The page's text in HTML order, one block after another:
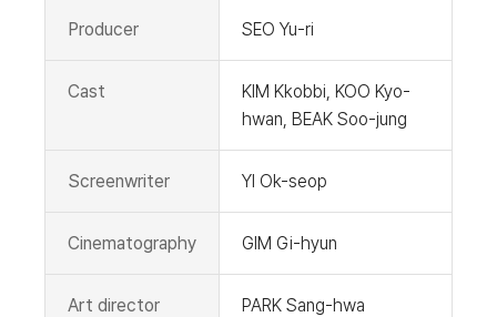
Producer SEO Yu-ri
Cast
KIM Kkobbi, KOO Kyo-
hwan, BEAK Soo-jung
Screenwriter YI Ok-seop
Cinematography GIM Gi-hyun
Art director PARK Sang-hwa